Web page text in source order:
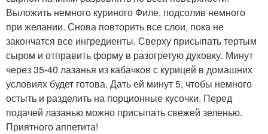
Выложить немного куриного Филе, подсолив немного
при желании. Снова повторить все слои, пока не
закончатся все ингредиенты. Сверху присыпать тертым
сыром и отправить форму в разогретую духовку. Минут
через 35-40 лазанья из кабачков с курицей в домашних
условиях будет готова. Дать ей минут 5, чтобы немного
остыть и разделить на порционные кусочки. Перед
подачей лазанью можно присыпать свежей зеленью.
Приятного аппетита!